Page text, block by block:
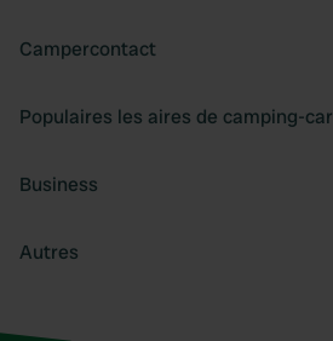
Campercontact
Populaires les aires de camping-car
Business
Autres